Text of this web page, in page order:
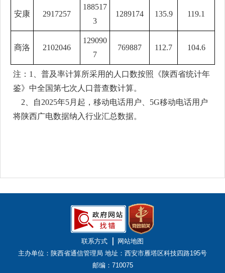
安康 2917257
188517
3
1289174 135.9 119.1
商洛 2102046
129090
7
769887 112.7 104.6
注：1、普及率计算所采用的人口数按照《陕西省统计年
鉴》中全国第七次人口普查数计算。
2、自2025年5月起，移动电话用户、5G移动电话用户
将陕西广电数据纳入行业汇总数据。
联系方式
网站地图
主办单位：陕西省通信管理局 地址：西安市雁塔区科技四路195号
邮编：710075